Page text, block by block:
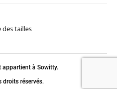
des tailles
appartient à Sowitty.
droits réservés.